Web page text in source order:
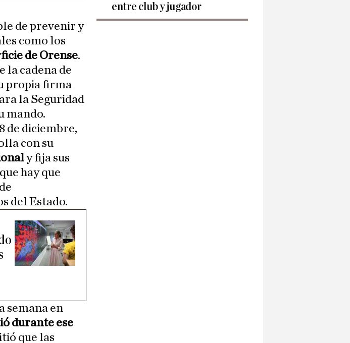
de prevenir y
como los
de Orense.
la cadena de
propia firma
la Seguridad
mando.
de diciembre,
con su
y fija sus
hay que
del Estado.
semana en
durante ese
que las
entre club y jugador